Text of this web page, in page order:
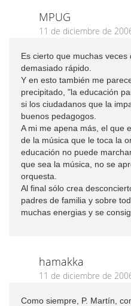
MPUG
11 de diciembre de
Es cierto que muchas veces
demasiado rápido.
Y en esto también me
precipitado, "la educación
si los ciudadanos que la
buenos pedagogos.
A mi me apena más, el que
de la música que le toca la
educación no puede
que sea la música, no se
orquesta.
Al final sólo crea
padres de familia y sobre
muchas energias y se
hamakka
11 de diciembre de
Como siempre, P. Martín,